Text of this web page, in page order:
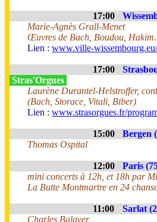
17:00
Marie-Agnès Grall-Menet
Œuvres de Bach, Boudou, Hakim.
Lien : www.ville-
17:00
Stras'Orgues
Laurène Durantel-Helstroffer,
(Bach, Storace, Vitali, Biber)
Lien : www.strasorgues.fr/
15:00 Bergen
Thomas Ospital
12:00 Paris
mini concerts à 12h, et 18h par
La Butte Montmartre en 24
11:00 Sarlat
Charles Balayer